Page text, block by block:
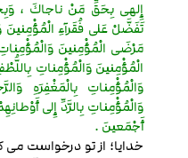
إِلهی بِحَقِّ مَنْ ناجاكَ ،
تَفَضَّلْ عَلی فُقَرآءِ الْمُؤْمِنینَ
مَرْضَی الْمُؤْمِنینَ
الْمُؤْمِنینَ وَالْمُؤْمِناتِ
وَالْمُؤْمِناتِ بِالْمَغْفِرَهِ
وَالْمُؤْمِناتِ بِالرَّدِّ إِلی
أَجْمَعینَ .
خدایا؛ از تو درخواست می